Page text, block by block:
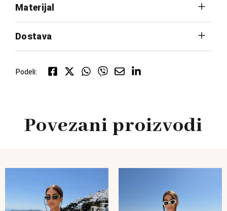
Materijal
Dostava
Podeli:
Povezani proizvodi